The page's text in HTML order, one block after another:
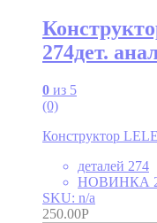
274дет.
0 из 5
(0)
Конструктор
деталей 274
НОВИНКА
SKU: n/a
250.00Р